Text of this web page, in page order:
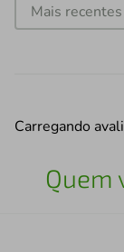
Mais recentes
Carregando
Quem